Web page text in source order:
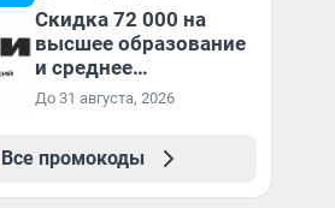
Скидка 72 000 на
высшее образование
и среднее
специальное
До 31 августа, 2026
Все промокоды